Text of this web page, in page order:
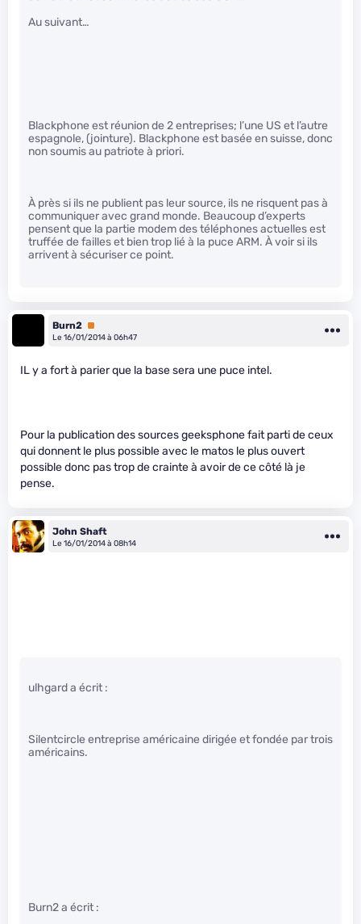
Au suivant…
Blackphone est réunion de 2 entreprises; l’une US et l’autre
espagnole, (jointure). Blackphone est basée en suisse, donc
non soumis au patriote à priori.
À près si ils ne publient pas leur source, ils ne risquent pas à
communiquer avec grand monde. Beaucoup d’experts
pensent que la partie modem des téléphones actuelles est
truffée de failles et bien trop lié à la puce ARM. À voir si ils
arrivent à sécuriser ce point.
Burn2 Premium
Le 16/01/2014 à 06h47
IL y a fort à parier que la base sera une puce intel.
Pour la publication des sources geeksphone fait parti de ceux
qui donnent le plus possible avec le matos le plus ouvert
possible donc pas trop de crainte à avoir de ce côté là je
pense.
John Shaft
Le 16/01/2014 à 08h14
ulhgard a écrit :
Silentcircle entreprise américaine dirigée et fondée par trois
américains.
Burn2 a écrit :